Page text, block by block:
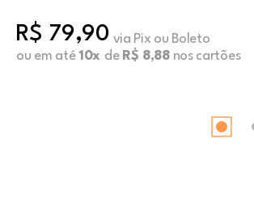
R$ 79,90 via Pix ou Boleto
ou em até 10x de R$ 8,88nos cartões